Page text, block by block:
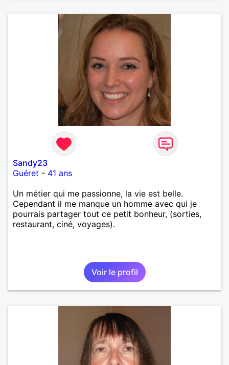
Sandy23
Guéret - 41 ans
Un métier qui me passionne, la vie est belle.
Cependant il me manque un homme avec qui je
pourrais partager tout ce petit bonheur, (sorties,
restaurant, ciné, voyages).
Voir le profil